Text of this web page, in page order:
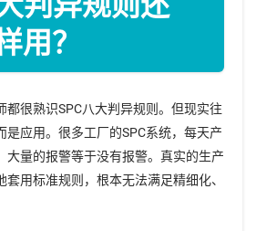
用？
都很熟识SPC八大判异规则。但现实往
是应用。很多工厂的SPC系统，每天产
大量的报警等于没有报警。真实的生产
用标准规则，根本无法满足精细化、